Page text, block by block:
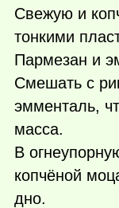
Свежую и
тонкими
Пармезан и
Смешать с
эмменталь,
масса.
В
копчёной
дно.